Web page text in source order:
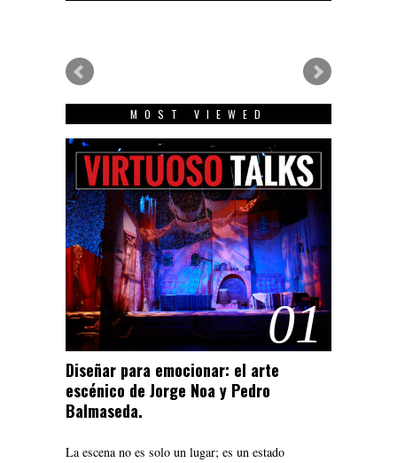
Cristian Proa Director de Cine
MOST VIEWED
01
Diseñar para emocionar: el arte
escénico de Jorge Noa y Pedro
Balmaseda.
La escena no es solo un lugar; es un estado